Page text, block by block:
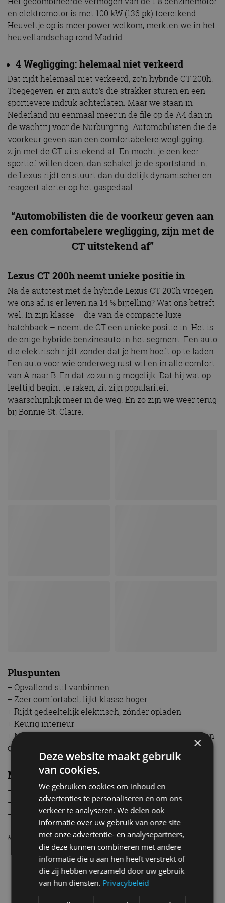
en elektromotor is met 100 kW (136 pk) toereikend.
Heuveltje op is meer power welkom, merkten we in het
heuvellandschap rond Madrid.
4 Wegligging: helemaal niet verkeerd
Dat rijdt helemaal niet verkeerd, zo’n hybride CT 200h.
Toegegeven: er zijn auto’s die strakker sturen en een
sportievere indruk achterlaten. Maar we staan in
Nederland nu eenmaal meer in de file op de A4 dan in
de wachtrij voor de Nürburgring. Automobilisten die de
voorkeur geven aan een comfortabelere wegligging,
zijn met de CT uitstekend af. En mocht je een keer
sportief willen doen, dan schakel je de sportstand in;
de Lexus rijdt en stuurt dan duidelijk dynamischer en
reageert alerter op het gaspedaal.
“Automobilisten die de voorkeur geven aan
een comfortabelere wegligging, zijn met de
CT uitstekend af”
Lexus CT 200h neemt unieke positie in
Na de autotest met de hybride Lexus CT 200h vroegen
we ons af: is er leven na 14 % bijtelling? Wat ons betreft
wel. In zijn klasse – die van de compacte luxe
hatchback – neemt de CT een unieke positie in. Het is
de enige hybride benzineauto in het segment. Een auto
die elektrisch rijdt zonder dat je hem hoeft op te laden.
Een auto voor wie onderweg rust wil en in alle comfort
van A naar B. En dat zo zuinig mogelijk. Dat hij wat op
leeftijd begint te raken, zit zijn populariteit
waarschijnlijk meer in de weg. En zo zijn we weer terug
bij Bonnie St. Claire.
Pluspunten
+ Opvallend stil vanbinnen
+ Zeer comfortabel, lijkt klasse hoger
+ Rijdt gedeeltelijk elektrisch, zónder opladen
+ Keurig interieur
+ Netjes uitgerust met o.m. cruisecontrol, automaat en
goed klinkend audiosysteem
Minpunten
– Slechts één motor leverbaar
– Geen trekgewicht
– Begint wat op leeftijd te raken
* Cijfers RAI Vereniging
Gerelateerde berichten
×
Deze website maakt gebruik
van cookies.
We gebruiken cookies om inhoud en
advertenties te personaliseren en om ons
verkeer te analyseren. We delen ook
informatie over uw gebruik van onze site
met onze advertentie- en analysepartners,
die deze kunnen combineren met andere
informatie die u aan hen heeft verstrekt of
die zij hebben verzameld door uw gebruik
van hun diensten. Privacybeleid